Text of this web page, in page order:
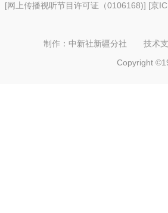
[网上传播视听节目许可证（0106168)] [京
制作：中新社新疆分社 技术
Copyright